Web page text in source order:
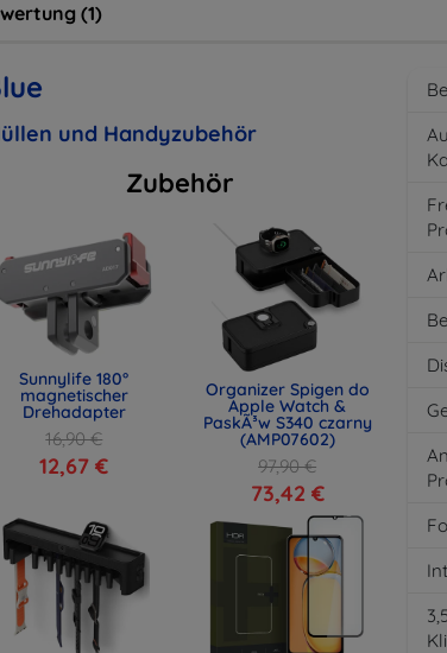
(1)
und Handyzubehör
Zubehör
Sunnylife 180°
magnetischer
Drehadapter
16,90 €
12,67 €
Organizer Spigen do
Apple Watch &
PaskÃ³w S340 czarny
(AMP07602)
97,90 €
73,42 €